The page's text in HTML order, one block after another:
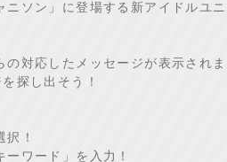
ニソン」に登場する新アイドルユ
対応したメッセージが表示され
探し出そう！
！
ワード」を入力！